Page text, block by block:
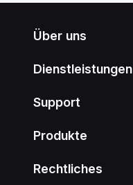
Über uns
Dienstleistungen
Support
Produkte
Rechtliches